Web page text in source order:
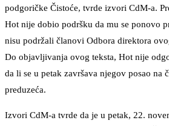
podgoričke Čistoće, tvrde izvori CdM-a.
Hot nije dobio podršku da mu se ponovo
nisu podržali članovi Odbora direktora
Do objavljivanja ovog teksta, Hot nije
da li se u petak završava njegov posao na
preduzeća.
Izvori CdM-a tvrde da je u petak, 22.